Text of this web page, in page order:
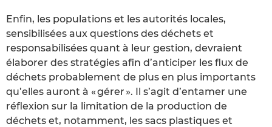
Enfin, les populations et les autorités locales,
sensibilisées aux questions des déchets et
responsabilisées quant à leur gestion, devraient
élaborer des stratégies afin d’anticiper les flux de
déchets probablement de plus en plus importants
qu’elles auront à « gérer ». Il s’agit d’entamer une
réflexion sur la limitation de la production de
déchets et, notamment, les sacs plastiques et